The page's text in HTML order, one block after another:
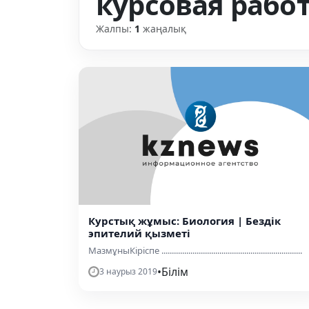
Жалпы: 1 жаңалық
Курстық жұмыс: Биология | Бездік
эпителий қызметі
МазмұныКіріспе ....................................................................
3 наурыз 2019•Білім